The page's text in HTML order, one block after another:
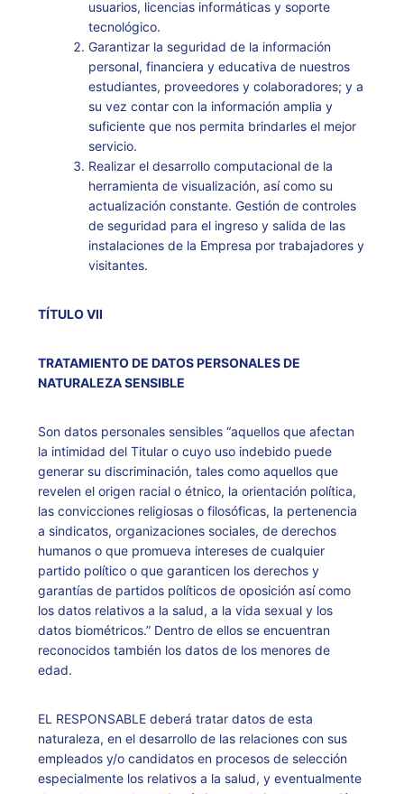
usuarios, licencias informáticas y soporte
tecnológico.
Garantizar la seguridad de la información
personal, financiera y educativa de nuestros
estudiantes, proveedores y colaboradores; y a
su vez contar con la información amplia y
suficiente que nos permita brindarles el mejor
servicio.
Realizar el desarrollo computacional de la
herramienta de visualización, así como su
actualización constante. Gestión de controles
de seguridad para el ingreso y salida de las
instalaciones de la Empresa por trabajadores y
visitantes.
TÍTULO VII
TRATAMIENTO DE DATOS PERSONALES DE
NATURALEZA SENSIBLE
Son datos personales sensibles “aquellos que afectan
la intimidad del Titular o cuyo uso indebido puede
generar su discriminación, tales como aquellos que
revelen el origen racial o étnico, la orientación política,
las convicciones religiosas o filosóficas, la pertenencia
a sindicatos, organizaciones sociales, de derechos
humanos o que promueva intereses de cualquier
partido político o que garanticen los derechos y
garantías de partidos políticos de oposición así como
los datos relativos a la salud, a la vida sexual y los
datos biométricos.” Dentro de ellos se encuentran
reconocidos también los datos de los menores de
edad.
EL RESPONSABLE deberá tratar datos de esta
naturaleza, en el desarrollo de las relaciones con sus
empleados y/o candidatos en procesos de selección
especialmente los relativos a la salud, y eventualmente